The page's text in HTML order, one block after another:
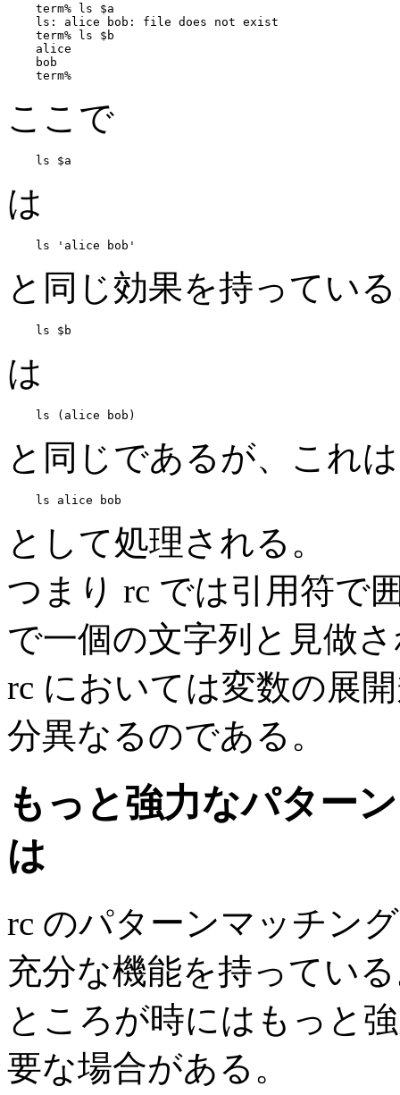
term% ls $a
ls: alice bob: file does not exist
term% ls $b
alice
bob
ここで
は
と同じ効果を持ってい
は
と同じであるが、これは
として処理される。
つまり rc では引用符で
で一個の文字列と見做
rc においては変数の展
分異なるのである。
もっと強力なパター
は
rc のパターンマッチン
充分な機能を持ってい
ところが時にはもっと
要な場合がある。